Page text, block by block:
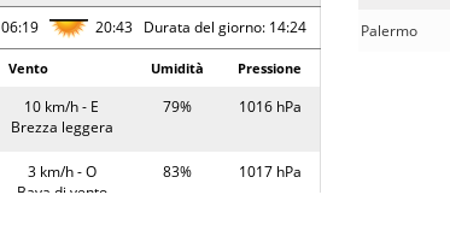
Palermo
06:19 20:43 Durata del giorno: 14:24
Vento Umidità Pressione
10 km/h - E
Brezza leggera
79% 1016 hPa
3 km/h - O
Bava di vento
83% 1017 hPa